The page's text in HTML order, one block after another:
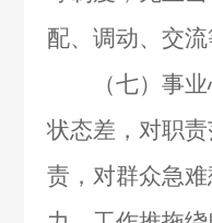
配、调动、交流
（七）事业
状态差，对职
责，对群众急